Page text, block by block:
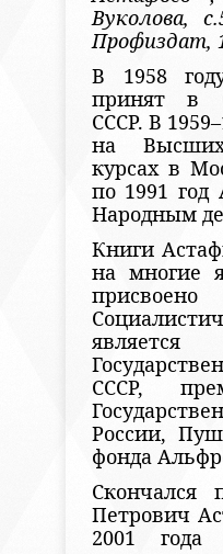
Вуколова,
Профиздат,
В 1958
принят в
СССР. В
на
курсах в
по 1991 год
Народным
Книги
на многие
СССР,
России,
фонда
Скончался
Петрович
2001 года